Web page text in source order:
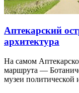
Аптекарский
архитектура
На самом
маршрута —
музеи